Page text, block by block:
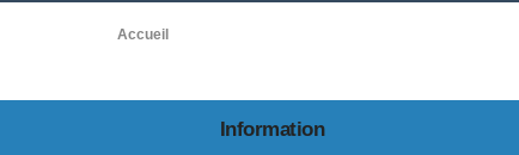
Accueil
Information